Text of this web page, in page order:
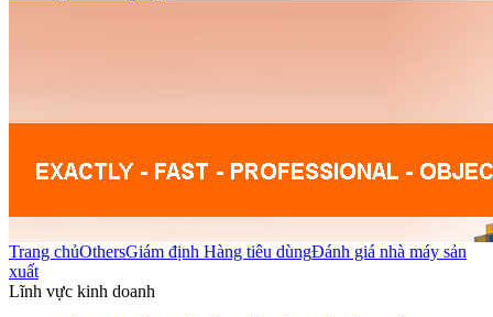
Trang chủOthersGiám định Hàng tiêu dùngĐánh giá nhà máy sản
xuất
Lĩnh vực kinh doanh